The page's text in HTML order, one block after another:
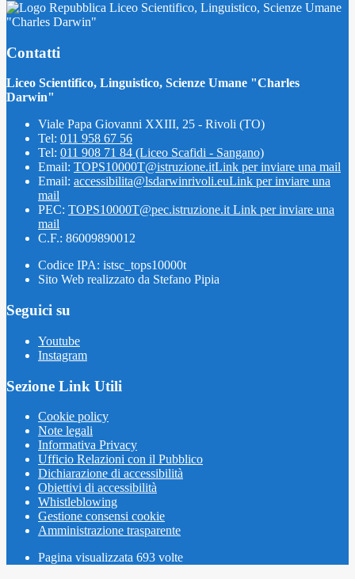
Liceo Scientifico, Linguistico, Scienze Umane
"Charles Darwin"
Contatti
Liceo Scientifico, Linguistico, Scienze Umane "Charles
Darwin"
Viale Papa Giovanni XXIII, 25 - Rivoli (TO)
Tel: 011 958 67 56
Tel: 011 908 71 84 (Liceo Scafidi - Sangano)
Email: TOPS10000T@istruzione.itLink per inviare una mail
Email: accessibilita@lsdarwinrivoli.euLink per inviare una
mail
PEC: TOPS10000T@pec.istruzione.itLink per inviare una
mail
C.F.: 86009890012
Codice IPA: istsc_tops10000t
Sito Web realizzato da Stefano Pipia
Seguici su
Youtube
Instagram
Sezione Link Utili
Cookie policy
Note legali
Informativa Privacy
Ufficio Relazioni con il Pubblico
Dichiarazione di accessibilità
Obiettivi di accessibilità
Whistleblowing
Gestione consensi cookie
Amministrazione trasparente
Pagina visualizzata 693 volte